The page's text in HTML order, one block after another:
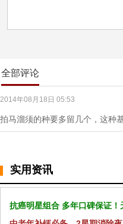
全部评论
2014年08月18日 05:53
拍马溜须的种要多留几个，这种
实用资讯
抗癌明星组合 多年口碑保证